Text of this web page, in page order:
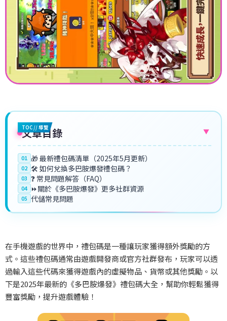
TOC // 導覽
文章目錄 ▼
01 🎁 最新禮包碼清單（2025年5月更新）
02 🛠️ 如何兌換多巴胺爆發禮包碼？
03 ❓ 常見問題解答（FAQ）
04 ⏩關於《多巴胺爆發》更多社群資源
05 代儲常見問題
在手機遊戲的世界中，禮包碼是一種讓玩家獲得額外獎勵的方
式。這些禮包碼通常由遊戲開發商或官方社群發布，玩家可以透
過輸入這些代碼來獲得遊戲內的虛擬物品、貨幣或其他獎勵。以
下是2025年最新的《多巴胺爆發》禮包碼大全，幫助你輕鬆獲得
豐富獎勵，提升遊戲體驗！